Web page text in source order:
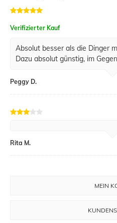
Verifizierter Kauf
Absolut besser als die Dinger
Dazu absolut günstig, im
Peggy D.
Rita M.
MEIN